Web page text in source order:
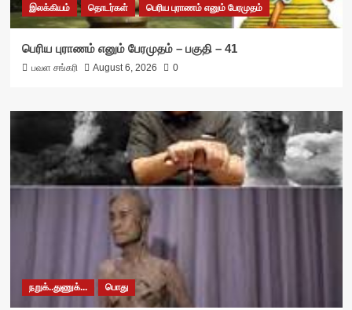
இலக்கியம் தொடர்கள் பெரிய புராணம் எனும் பேரமுதம்
பெரிய புராணம் எனும் பேரமுதம் – பகுதி – 41
பவள சங்கரி August 6, 2026 0
நறுக்..துணுக்... பொது